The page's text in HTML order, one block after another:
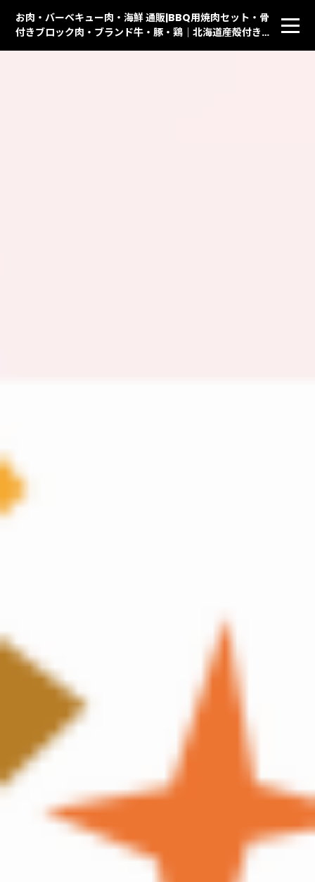
お肉・バーベキュー肉・海鮮 通販|BBQ用焼肉セット・骨
付きブロック肉・ブランド牛・豚・鶏｜北海道産殻付きホ
タテ貝・イカ・天然赤えび・ししゃも・ハラス